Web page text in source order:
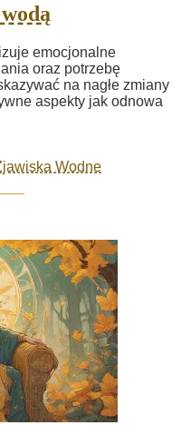
emocjonalne
oraz potrzebę
na nagłe zmiany
aspekty jak odnowa
Wodne